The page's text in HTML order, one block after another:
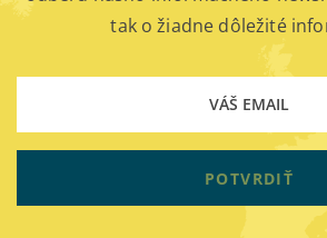
tak o žiadne dôležité
POTVRDIŤ